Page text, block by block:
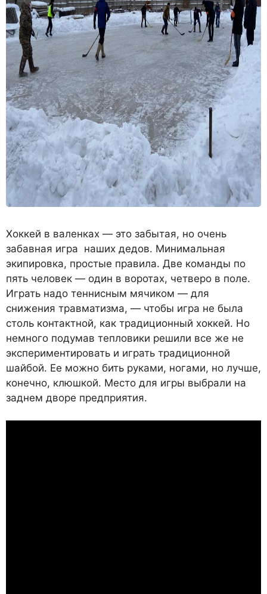
Хоккей в валенках — это забытая, но очень
забавная игра наших дедов. Минимальная
экипировка, простые правила. Две команды по
пять человек — один в воротах, четверо в поле.
Играть надо теннисным мячиком — для
снижения травматизма, — чтобы игра не была
столь контактной, как традиционный хоккей. Но
немного подумав тепловики решили все же не
экспериментировать и играть традиционной
шайбой. Ее можно бить руками, ногами, но лучше,
конечно, клюшкой. Место для игры выбрали на
заднем дворе предприятия.